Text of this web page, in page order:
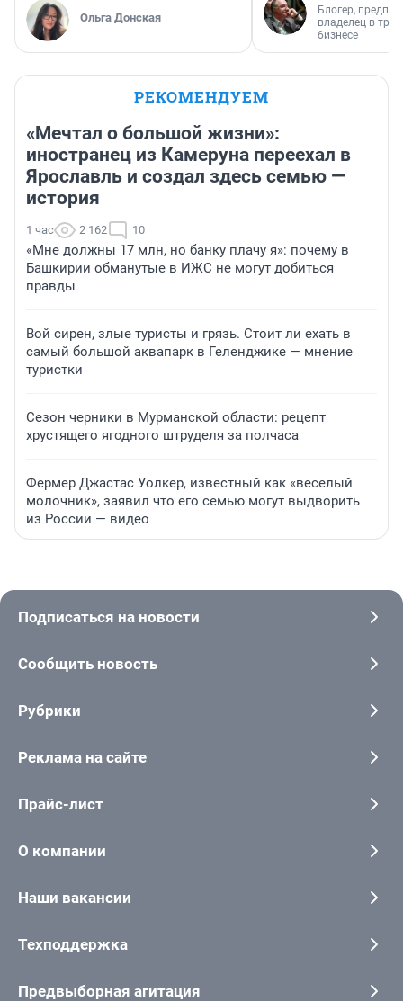
Ольга Донская
Блогер,
владелец в
бизнесе
РЕКОМЕНДУЕМ
«Мечтал о большой жизни»:
иностранец из Камеруна переехал в
Ярославль и создал здесь семью —
история
1 час 2 162 10
«Мне должны 17 млн, но банку плачу я»: почему в
Башкирии обманутые в ИЖС не могут добиться
правды
Вой сирен, злые туристы и грязь. Стоит ли ехать в
самый большой аквапарк в Геленджике — мнение
туристки
Сезон черники в Мурманской области: рецепт
хрустящего ягодного штруделя за полчаса
Фермер Джастас Уолкер, известный как «веселый
молочник», заявил что его семью могут выдворить
из России — видео
Подписаться на новости
Сообщить новость
Рубрики
Реклама на сайте
Прайс-лист
О компании
Наши вакансии
Техподдержка
Предвыборная агитация